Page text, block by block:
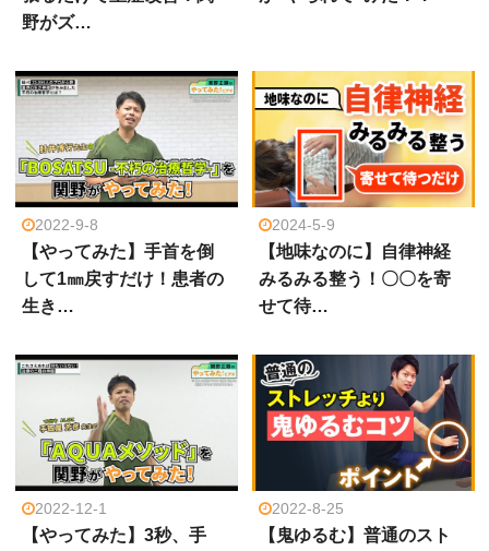
野がズ…
2022-9-8
【やってみた】手首を倒
して1㎜戻すだけ！患者の
生き…
2024-5-9
【地味なのに】自律神経
みるみる整う！〇〇を寄
せて待…
2022-12-1
【やってみた】3秒、手
2022-8-25
【鬼ゆるむ】普通のスト